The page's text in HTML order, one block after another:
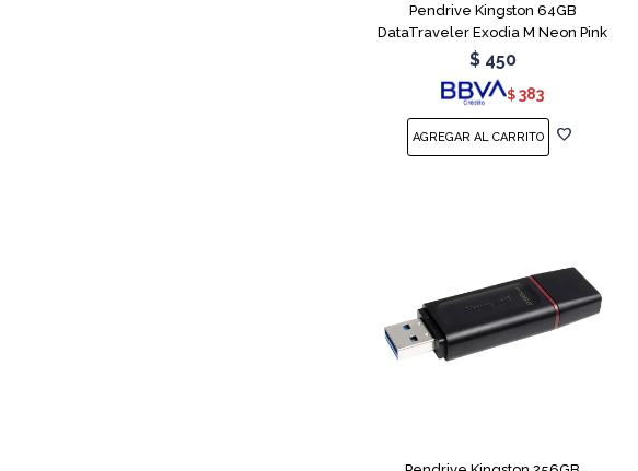
Pendrive Kingston 64GB
DataTraveler Exodia M Neon Pink
$ 450
$ 383